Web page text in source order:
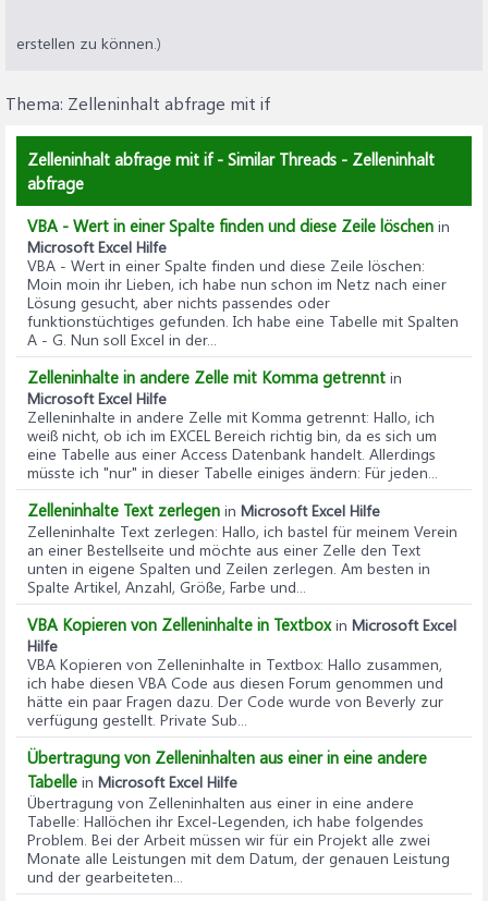
erstellen zu können.)
Thema: Zelleninhalt abfrage mit if
Zelleninhalt abfrage mit if - Similar Threads - Zelleninhalt
abfrage
VBA - Wert in einer Spalte finden und diese Zeile löschen in
Microsoft Excel Hilfe
VBA - Wert in einer Spalte finden und diese Zeile löschen:
Moin moin ihr Lieben, ich habe nun schon im Netz nach einer
Lösung gesucht, aber nichts passendes oder
funktionstüchtiges gefunden. Ich habe eine Tabelle mit Spalten
A - G. Nun soll Excel in der...
Zelleninhalte in andere Zelle mit Komma getrennt in
Microsoft Excel Hilfe
Zelleninhalte in andere Zelle mit Komma getrennt: Hallo, ich
weiß nicht, ob ich im EXCEL Bereich richtig bin, da es sich um
eine Tabelle aus einer Access Datenbank handelt. Allerdings
müsste ich "nur" in dieser Tabelle einiges ändern: Für jeden...
Zelleninhalte Text zerlegen in Microsoft Excel Hilfe
Zelleninhalte Text zerlegen: Hallo, ich bastel für meinem Verein
an einer Bestellseite und möchte aus einer Zelle den Text
unten in eigene Spalten und Zeilen zerlegen. Am besten in
Spalte Artikel, Anzahl, Größe, Farbe und...
VBA Kopieren von Zelleninhalte in Textboxin Microsoft Excel
Hilfe
VBA Kopieren von Zelleninhalte in Textbox: Hallo zusammen,
ich habe diesen VBA Code aus diesen Forum genommen und
hätte ein paar Fragen dazu. Der Code wurde von Beverly zur
verfügung gestellt. Private Sub...
Übertragung von Zelleninhalten aus einer in eine andere
Tabelle in Microsoft Excel Hilfe
Übertragung von Zelleninhalten aus einer in eine andere
Tabelle: Hallöchen ihr Excel-Legenden, ich habe folgendes
Problem. Bei der Arbeit müssen wir für ein Projekt alle zwei
Monate alle Leistungen mit dem Datum, der genauen Leistung
und der gearbeiteten...